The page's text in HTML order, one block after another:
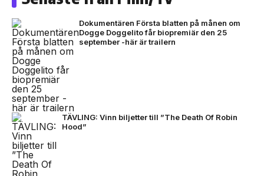
Dokumentären Första blatten på månen om
Dogge Doggelito får biopremiär den 25
september -här är trailern
TÄVLING: Vinn biljetter till ”The Death Of Robin
Hood”